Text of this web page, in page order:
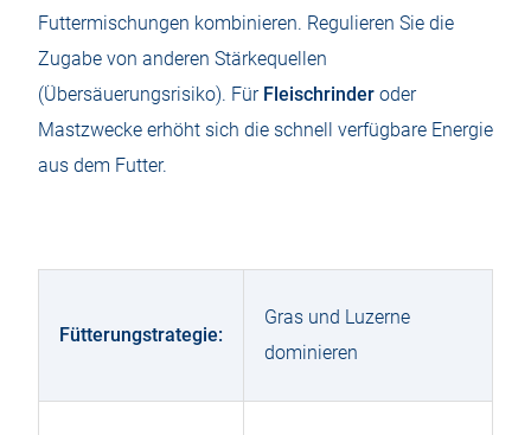
Futtermischungen kombinieren. Regulieren Sie die
Zugabe von anderen Stärkequellen
(Übersäuerungsrisiko). Für Fleischrinder oder
Mastzwecke erhöht sich die schnell verfügbare Energie
aus dem Futter.
Fütterungstrategie:
Gras und Luzerne
dominieren